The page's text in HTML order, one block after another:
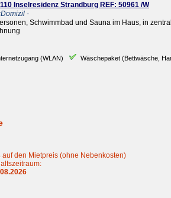
Strandburg REF: 50961 /W
-
Schwimmbad und Sauna im Haus, in zentraler
(WLAN) Wäschepaket (Bettwäsche,
Mietpreis (ohne Nebenkosten)